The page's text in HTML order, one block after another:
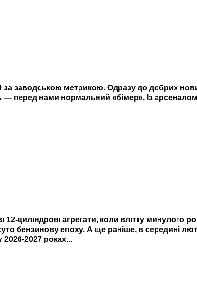
за заводською метрикою. Одразу до добрих
— перед нами нормальний «бімер». Із
циліндрові агрегати, коли влітку минулого
бензинову епоху. А ще раніше, в середині
2026-2027 роках...